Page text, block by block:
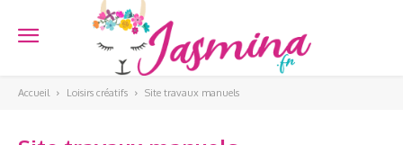
Accueil Loisirs créatifs Site travaux manuels